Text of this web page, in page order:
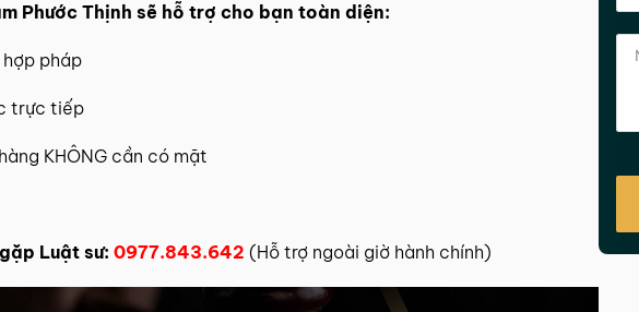
Phước Thịnh sẽ hỗ trợ cho bạn toàn diện:
pháp
trực tiếp
KHÔNG cần có mặt
Luật sư: 0977.843.642 (Hỗ trợ ngoài giờ hành chính)